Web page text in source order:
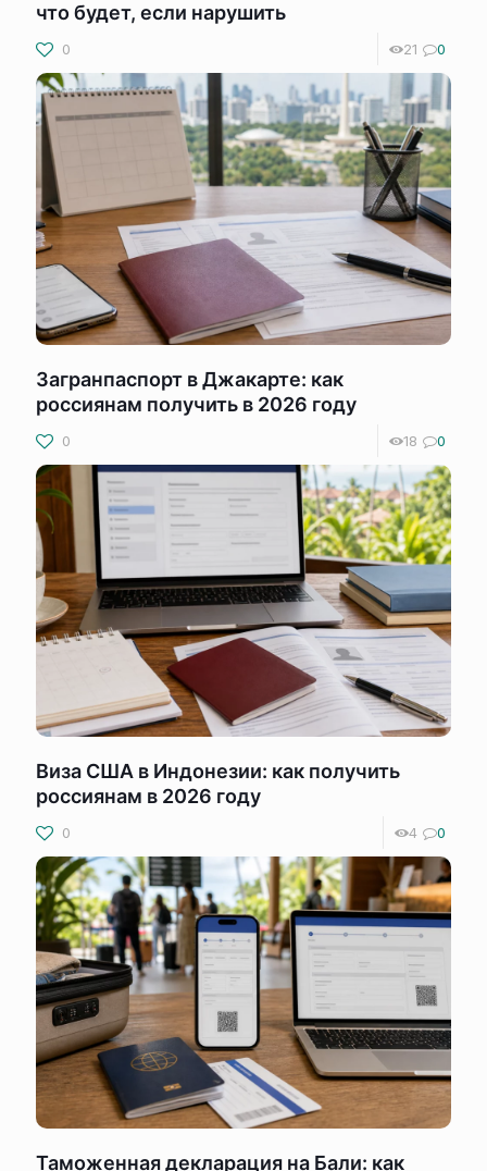
что будет, если нарушить
0 21 0
Загранпаспорт в Джакарте: как
россиянам получить в 2026 году
0 18 0
Виза США в Индонезии: как получить
россиянам в 2026 году
0 4 0
Таможенная декларация на Бали: как